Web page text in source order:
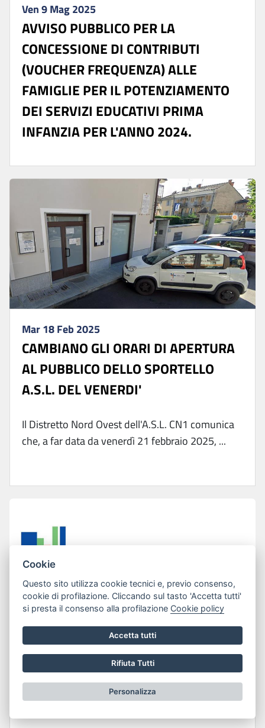
Ven 9 Mag 2025
AVVISO PUBBLICO PER LA
CONCESSIONE DI CONTRIBUTI
(VOUCHER FREQUENZA) ALLE
FAMIGLIE PER IL POTENZIAMENTO
DEI SERVIZI EDUCATIVI PRIMA
INFANZIA PER L'ANNO 2024.
...
Mar 18 Feb 2025
CAMBIANO GLI ORARI DI APERTURA
AL PUBBLICO DELLO SPORTELLO
A.S.L. DEL VENERDI'
Il Distretto Nord Ovest dell'A.S.L. CN1 comunica
che, a far data da venerdì 21 febbraio 2025, ...
Lun 13 Gen 2025
LINEE GUIDA PER LA MACELLAZIONE
DI SUINI ED OVI-CAPRINI PER USO
Cookie
Questo sito utilizza cookie tecnici e, previo consenso,
cookie di profilazione. Cliccando sul tasto 'Accetta tutti'
si presta il consenso alla profilazione Cookie policy
Accetta tutti
Rifiuta Tutti
Personalizza